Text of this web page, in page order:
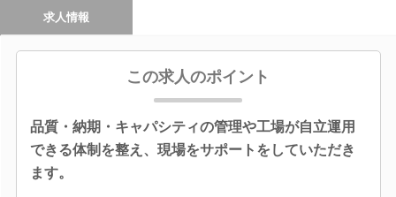
求人情報
この求人のポイント
品質・納期・キャパシティの管理や工場が自立運用
できる体制を整え、現場をサポートをしていただき
ます。